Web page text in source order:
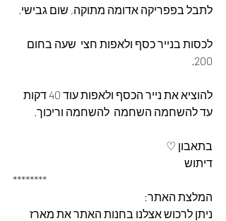
לתבל בפפריקה אדומה מתוקה, שום גבישי.
לכסות בנייר כסף ולאפות חצי  שעה בחום
200.
להוציא את נייר הכסף ולאפות עוד 40 דקות
עד להשחמה השחמה  להשחמה וריכוך.
בתאבון ♡
דיתוש
********
המלצת האתר:
ניתן לרכוש אצלנו בחנות האתר את מארז